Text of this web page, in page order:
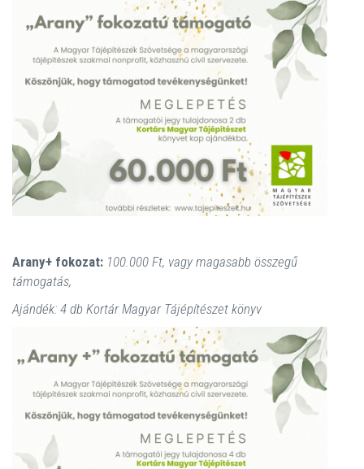
Arany+ fokozat: 100.000 Ft, vagy magasabb összegű
támogatás,
Ajándék: 4 db Kortár Magyar Tájépítészet könyv